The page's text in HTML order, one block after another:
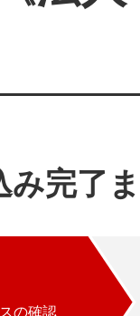
み完了
の確認